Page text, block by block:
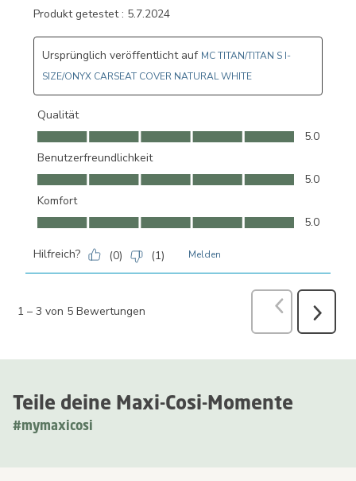
Teile deine Maxi-Cosi-Momente
#mymaxicosi
Produkt getestet : 5.7.2024
Ursprünglich veröffentlicht auf MC TITAN/TITAN S I-
SIZE/ONYX CARSEAT COVER NATURAL WHITE
Qualität
Qualität, 5.0 von 5
5.0
Benutzerfreundlichkeit
Benutzerfreundlichkeit, 5.0 von 5
5.0
Komfort
Komfort, 5.0 von 5
5.0
Hilfreich? (0) (1) Melden
1 – 3 von 5 Bewertungen Zurück
Weiter